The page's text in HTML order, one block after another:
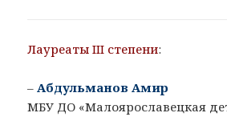
Лауреаты III степени:
–Абдульманов Амир
МБУ ДО «Малоярославецкая